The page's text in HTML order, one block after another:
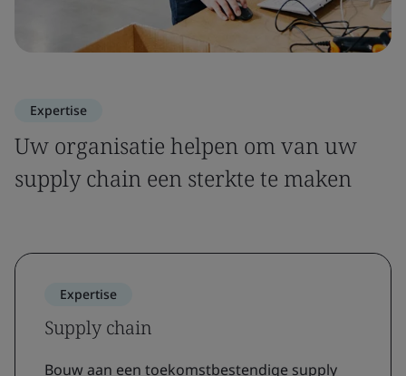
Expertise
Uw organisatie helpen om van uw
supply chain een sterkte te maken
Expertise
Supply chain
Bouw aan een toekomstbestendige supply